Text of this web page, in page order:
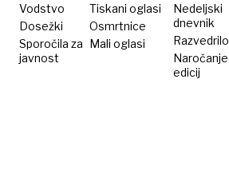
Vodstvo
Dosežki
Sporočila za
javnost
Tiskani oglasi
Osmrtnice
Mali oglasi
Nedeljski
dnevnik
Razvedrilo
Naročanje
edicij